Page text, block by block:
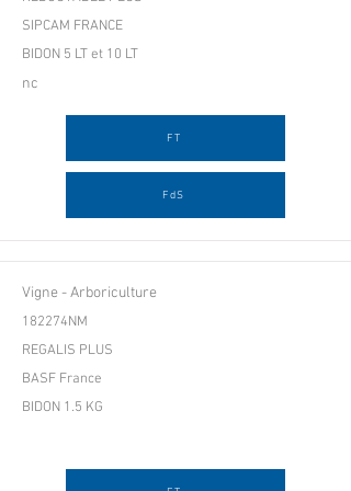
SIPCAM FRANCE
BIDON 5 LT et 10 LT
nc
FT
FdS
Vigne - Arboriculture
182274NM
REGALIS PLUS
BASF France
BIDON 1.5 KG